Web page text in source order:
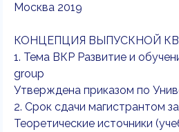
Москва 2019
КОНЦЕПЦИЯ ВЫПУСКНОЙ
1. Тема ВКР Развитие и
group
Утверждена приказом по
2. Срок сдачи магистрантом
Теоретические источники